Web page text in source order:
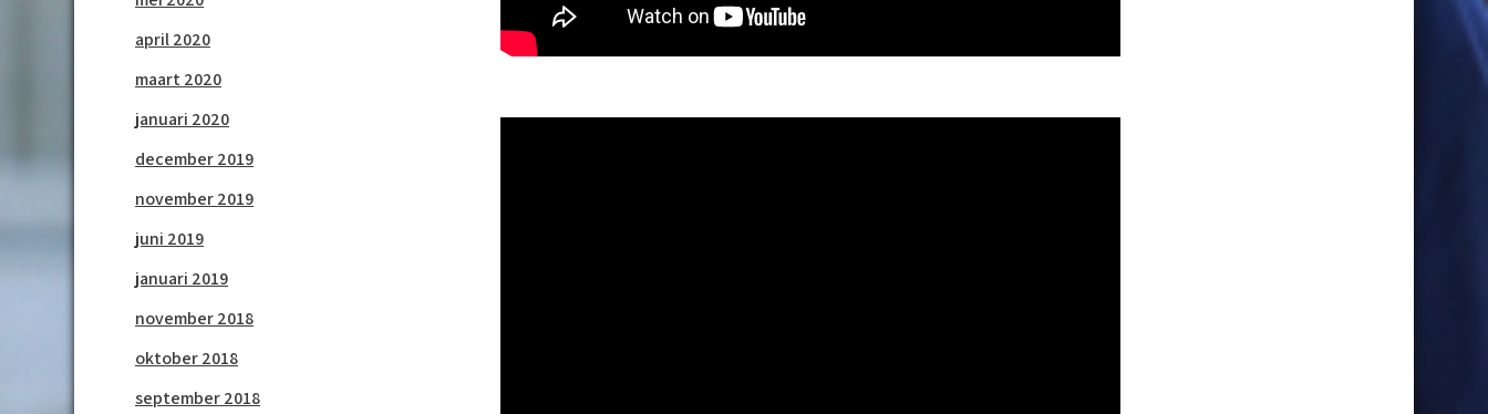
april 2020
maart 2020
januari 2020
december 2019
november 2019
juni 2019
januari 2019
november 2018
oktober 2018
september 2018